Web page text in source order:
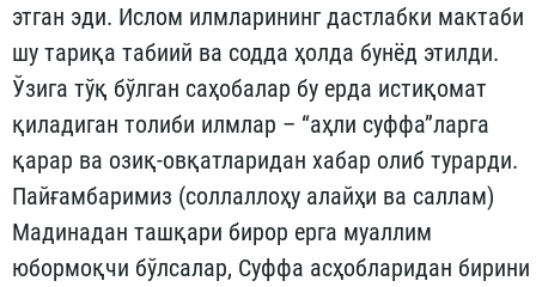
этган эди. Ислом илмларининг дастлабки мак­таби
шу тариқа табиий ва содда ҳолда бунёд этилди.
Ўзига тўқ бўл­ган саҳоба­лар бу ерда истиқомат
қиладиган толиби илмлар – “аҳ­ли суффа”ларга
қарар ва озиқ-овқатларидан хабар олиб турарди.
Пайғамбаримиз (соллаллоҳу алайҳи ва саллам)
Мадинадан таш­қари бирор ерга муаллим
юбормоқчи бўлсалар, Суффа ас­ҳоб­ларидан бирини